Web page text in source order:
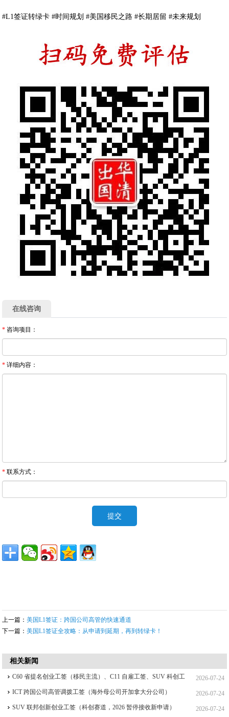
#L1签证转绿卡 #时间规划 #美国移民之路 #长期居留 #未来规划
在线咨询
* 咨询项目：
* 详细内容：
* 联系方式：
上一篇：美国L1签证：跨国公司高管的快速通道
下一篇：美国L1签证全攻略：从申请到延期，再到转绿卡！
相关新闻
2026-07-24
C60 省提名创业工签（移民主流）、C11 自雇工签、SUV 科创工
签、ICT 跨国高管工签比较 2026-07-24
ICT 跨国公司高管调拨工签（海外母公司开加拿大分公司）
2026-07-24
SUV 联邦创新创业工签（科创赛道，2026 暂停接收新申请）